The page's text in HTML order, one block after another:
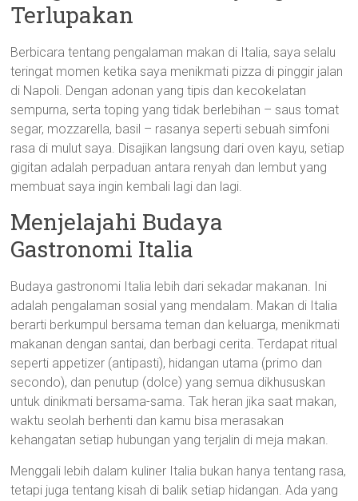
Terlupakan
Berbicara tentang pengalaman makan di Italia, saya selalu
teringat momen ketika saya menikmati pizza di pinggir jalan
di Napoli. Dengan adonan yang tipis dan kecokelatan
sempurna, serta toping yang tidak berlebihan – saus tomat
segar, mozzarella, basil – rasanya seperti sebuah simfoni
rasa di mulut saya. Disajikan langsung dari oven kayu, setiap
gigitan adalah perpaduan antara renyah dan lembut yang
membuat saya ingin kembali lagi dan lagi.
Menjelajahi Budaya
Gastronomi Italia
Budaya gastronomi Italia lebih dari sekadar makanan. Ini
adalah pengalaman sosial yang mendalam. Makan di Italia
berarti berkumpul bersama teman dan keluarga, menikmati
makanan dengan santai, dan berbagi cerita. Terdapat ritual
seperti appetizer (antipasti), hidangan utama (primo dan
secondo), dan penutup (dolce) yang semua dikhususkan
untuk dinikmati bersama-sama. Tak heran jika saat makan,
waktu seolah berhenti dan kamu bisa merasakan
kehangatan setiap hubungan yang terjalin di meja makan.
Menggali lebih dalam kuliner Italia bukan hanya tentang rasa,
tetapi juga tentang kisah di balik setiap hidangan. Ada yang